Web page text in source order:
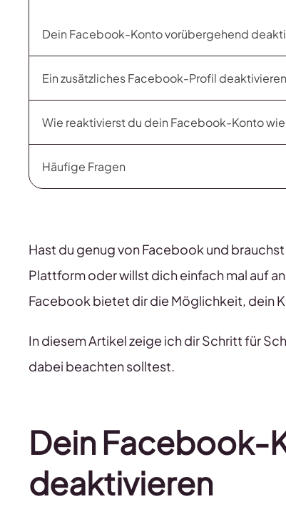
Dein Facebook-Konto vorübergehend
Ein zusätzliches Facebook-Profil deaktivieren
Wie reaktivierst du dein Facebook-Konto
Häufige Fragen
Hast du genug von Facebook und
Plattform oder willst dich einfach mal auf
Facebook bietet dir die Möglichkeit, dein
In diesem Artikel zeige ich dir Schritt für
dabei beachten solltest.
Dein Facebook-
deaktivieren